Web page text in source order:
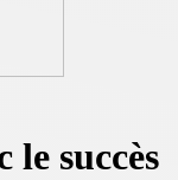
le succès